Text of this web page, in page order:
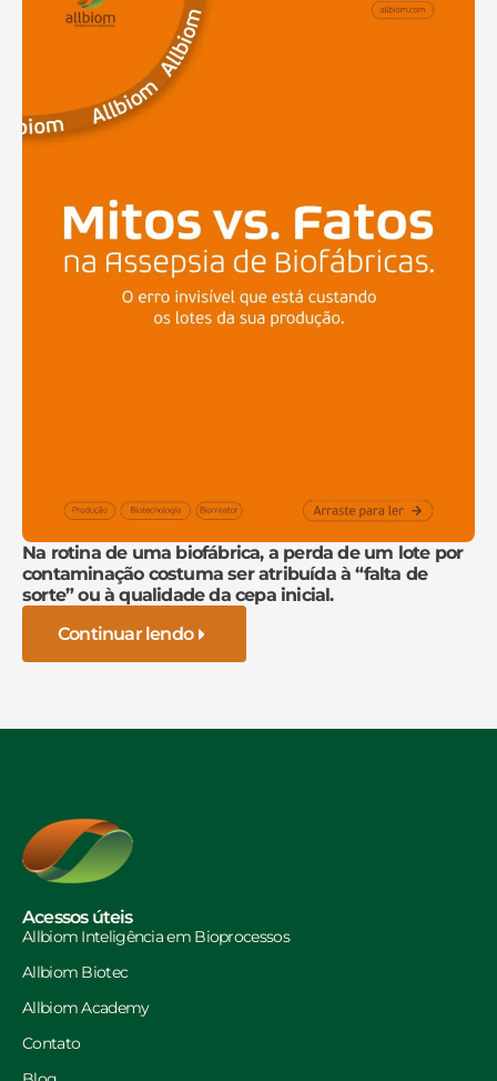
Na rotina de uma biofábrica, a perda de um lote por
contaminação costuma ser atribuída à “falta de
sorte” ou à qualidade da cepa inicial.
Continuar lendo
Acessos úteis
Allbiom Inteligência em Bioprocessos
Allbiom Biotec
Allbiom Academy
Contato